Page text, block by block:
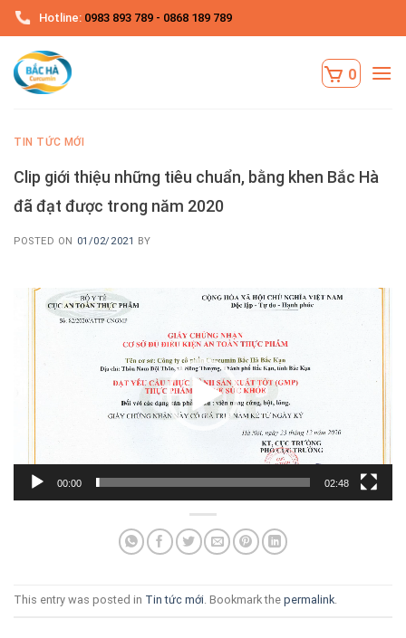
Skip
to
content
Hotline: 0983 893 789 - 0868 189 789
TIN TỨC MỚI
Clip giới thiệu những tiêu chuẩn, bằng khen Bắc Hà
đã đạt được trong năm 2020
POSTED ON 01/02/2021 BY
00:00 02:48
This entry was posted in Tin tức mới. Bookmark the permalink.